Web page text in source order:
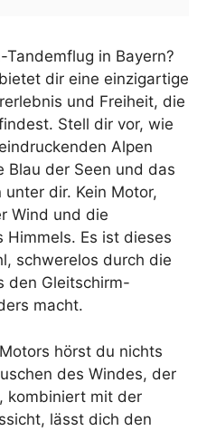
in Bayern?
dir eine einzigartige
und Freiheit, die
Stell dir vor, wie
Alpen
Blau der Seen und das
dir. Kein Motor,
Wind und die
Himmels. Es ist dieses
schwerelos durch die
den Gleitschirm-
macht.
hörst du nichts
des Windes, der
kombiniert mit der
lässt dich den